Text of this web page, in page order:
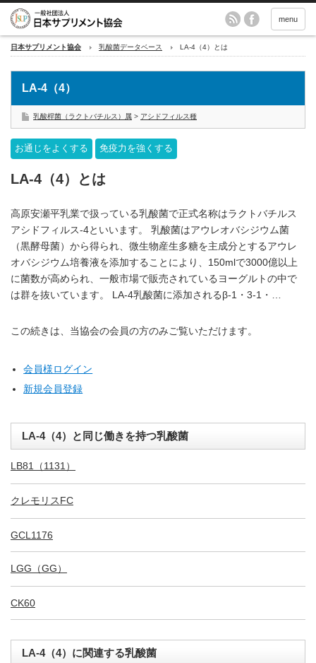
menu
日本サプリメント協会 乳酸菌データベース LA-4（4）とは
LA-4（4）
乳酸桿菌（ラクトバチルス）属 > アシドフィルス種
お通じをよくする 免疫力を強くする
LA-4（4）とは
高原安瀬平乳業で扱っている乳酸菌で正式名称はラクトバチルス
アシドフィルス-4といいます。 乳酸菌はアウレオバシジウム菌
（黒酵母菌）から得られ、微生物産生多糖を主成分とするアウレ
オバシジウム培養液を添加することにより、150mlで3000億以上
に菌数が高められ、一般市場で販売されているヨーグルトの中で
は群を抜いています。 LA-4乳酸菌に添加されるβ-1・3-1・…
この続きは、当協会の会員の方のみご覧いただけます。
会員様ログイン
新規会員登録
LA-4（4）と同じ働きを持つ乳酸菌
LB81（1131）
クレモリスFC
GCL1176
LGG（GG）
CK60
LA-4（4）に関連する乳酸菌